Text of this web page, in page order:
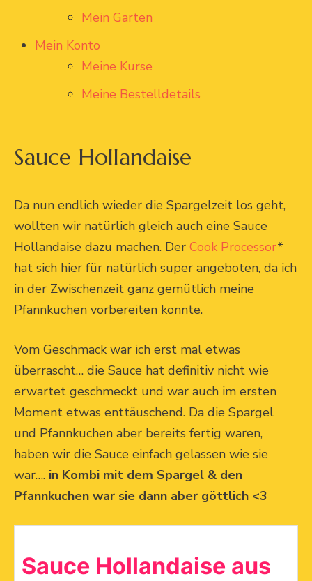
Mein Garten
Mein Konto
Meine Kurse
Meine Bestelldetails
Sauce Hollandaise
Da nun endlich wieder die Spargelzeit los geht,
wollten wir natürlich gleich auch eine Sauce
Hollandaise dazu machen. Der Cook Processor*
hat sich hier für natürlich super angeboten, da ich
in der Zwischenzeit ganz gemütlich meine
Pfannkuchen vorbereiten konnte.
Vom Geschmack war ich erst mal etwas
überrascht… die Sauce hat definitiv nicht wie
erwartet geschmeckt und war auch im ersten
Moment etwas enttäuschend. Da die Spargel
und Pfannkuchen aber bereits fertig waren,
haben wir die Sauce einfach gelassen wie sie
war…. in Kombi mit dem Spargel & den
Pfannkuchen war sie dann aber göttlich <3
Sauce Hollandaise aus